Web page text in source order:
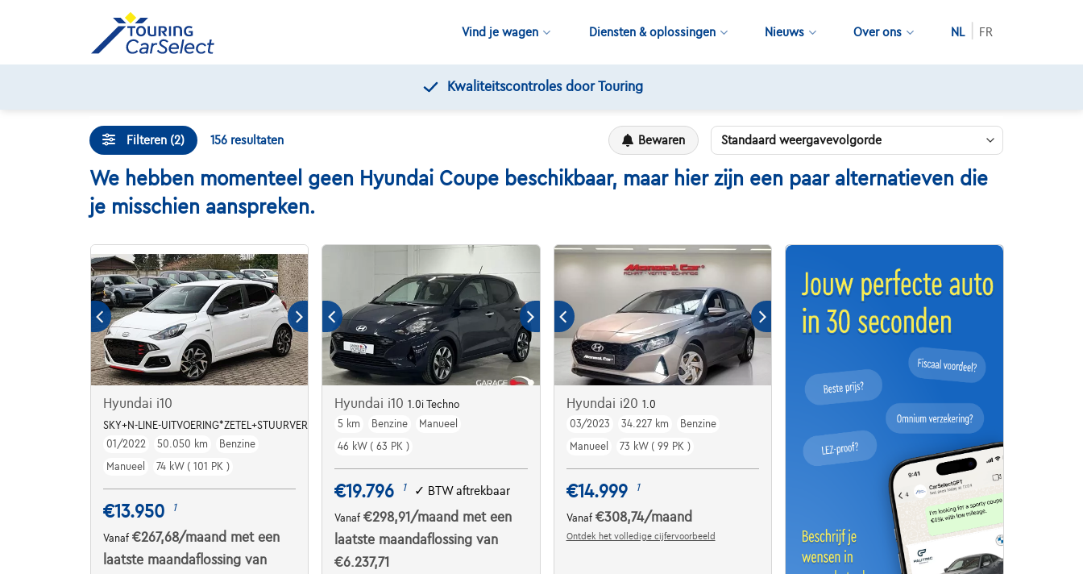
Vind je wagen Diensten & oplossingen Nieuws Over ons NL FR
Gratis 12 maanden pechverhelping
Filteren (2) 156 resultaten Bewaren
We hebben momenteel geen Hyundai Coupe beschikbaar, maar hier zijn een paar alternatieven die
je misschien aanspreken.
Hyundai i10
SKY+N-LINE-UITVOERING*ZETEL+STUURVERWARMING*ACHTERUITRIJCAMERA*
01/2022
50.050 km
Benzine
Manueel
74 kW ( 101 PK )
€13.950 1
Vanaf €267,68/maand met een
laatste maandaflossing van
Hyundai i101.0i Techno
5 km
Benzine
Manueel
46 kW ( 63 PK )
€19.796 1 ✓ BTW aftrekbaar
Vanaf€298,91 /maand met een
laatste maandaflossing van
€6.237,71
Hyundai i20 1.0
03/2023
34.227 km
Benzine
Manueel
73 kW ( 99 PK )
€14.999 1
Vanaf €308,74/maand
Ontdek het volledige cijfervoorbeeld